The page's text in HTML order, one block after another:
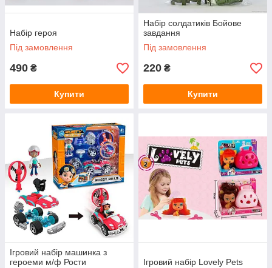
Набір героя
Під замовлення
490 ₴
Купити
Набір солдатиків Бойове
завдання
Під замовлення
220 ₴
Купити
Ігровий набір машинка з
героеми м/ф Рости
Ігровий набір Lovely Pets